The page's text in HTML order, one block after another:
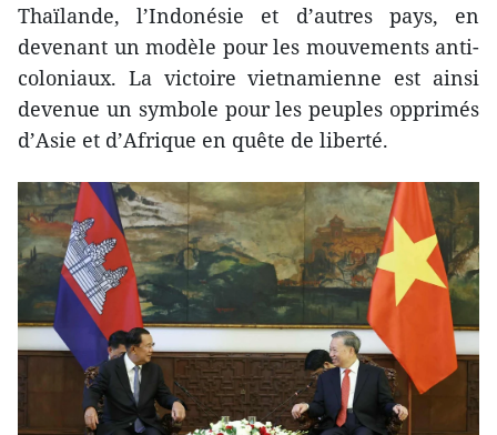
Thaïlande, l’Indonésie et d’autres pays, en
devenant un modèle pour les mouvements anti-
coloniaux. La victoire vietnamienne est ainsi
devenue un symbole pour les peuples opprimés
d’Asie et d’Afrique en quête de liberté.